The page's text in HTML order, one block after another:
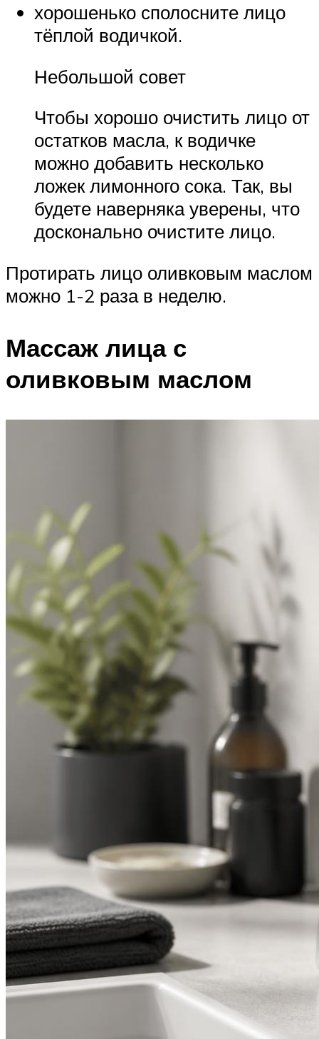
хорошенько сполосните лицо
тёплой водичкой.
Небольшой совет
Чтобы хорошо очистить лицо от
остатков масла, к водичке
можно добавить несколько
ложек лимонного сока. Так, вы
будете наверняка уверены, что
досконально очистите лицо.
Протирать лицо оливковым маслом
можно 1-2 раза в неделю.
Массаж лица с
оливковым маслом